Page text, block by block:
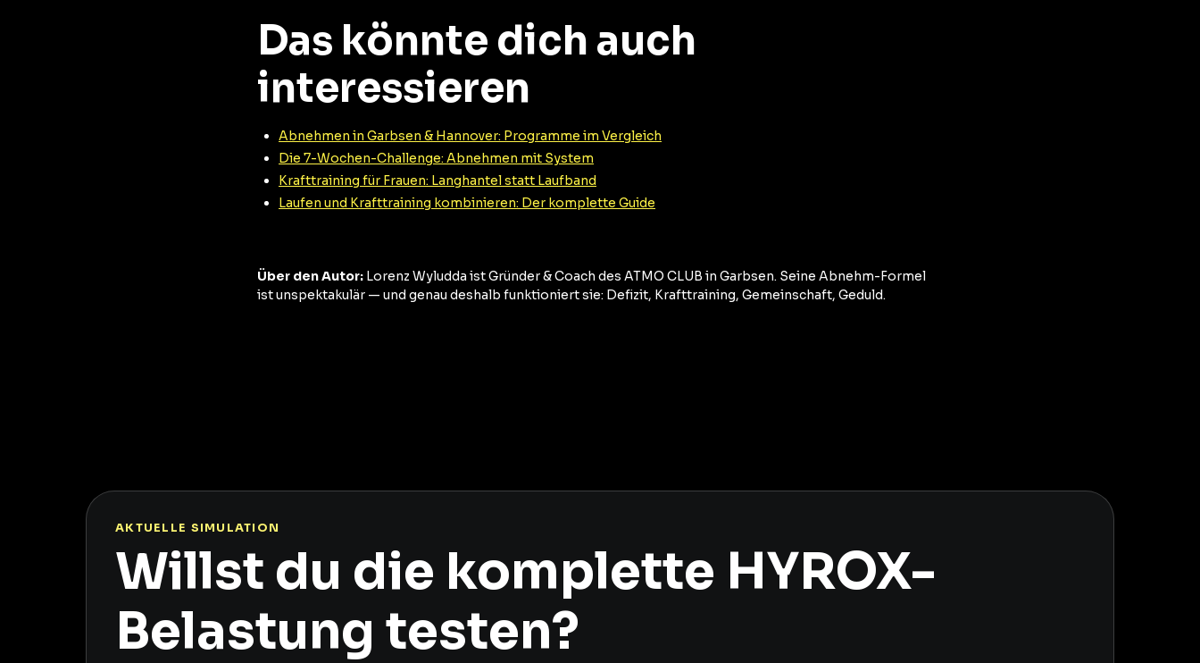
Das könnte dich auch
interessieren
Abnehmen in Garbsen & Hannover: Programme im Vergleich
Die 7-Wochen-Challenge: Abnehmen mit System
Krafttraining für Frauen: Langhantel statt Laufband
Laufen und Krafttraining kombinieren: Der komplette Guide
Über den Autor: Lorenz Wyludda ist Gründer & Coach des ATMO CLUB in Garbsen. Seine Abnehm-Formel
ist unspektakulär — und genau deshalb funktioniert sie: Defizit, Krafttraining, Gemeinschaft, Geduld.
AKTUELLE SIMULATION
Willst du die komplette HYROX-
Belastung testen?